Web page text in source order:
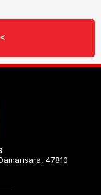
47810